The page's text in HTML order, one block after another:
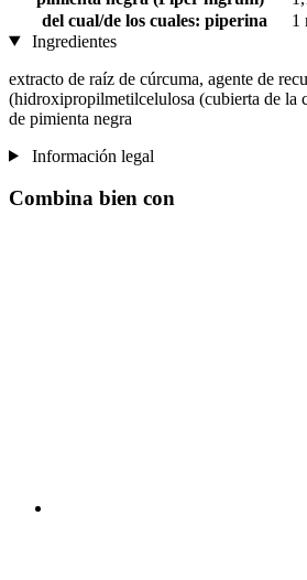
del cual/de los cuales: piperina
1
Ingredientes
extracto de raíz de cúrcuma, agente de
(hidroxipropilmetilcelulosa (cubierta de la
de pimienta negra
Información legal
Combina bien con